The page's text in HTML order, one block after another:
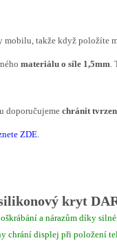
mobilu, takže když položíte
materiálu o síle 1,5mm.
doporučujeme chránit
ZDE.
kryt
a nárazům díky
chrání displej při položení